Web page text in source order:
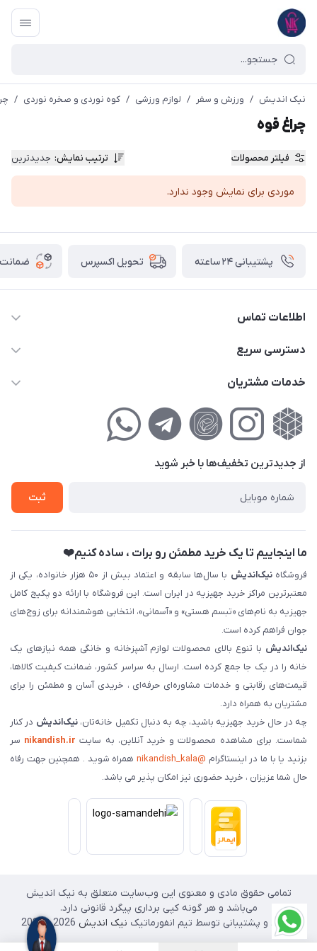
نیک اندیش / ورزش و سفر / لوازم ورزشی / کوه نوردی و صخره نوردی /
چراغ قوه
فیلتر محصولات ترتیب نمایش: جدیدترین
موردی برای نمایش وجود ندارد.
پشتیبانی ۲۴ ساعته تحویل اکسپرس ضمانت
اطلاعات تماس
02177111474
کوچه گلریز 4 غربی ، پلاک 13
دسترسی سریع
حساب کاربری
لیست محصولات
خدمات مشتریان
راهنمای‌خرید‌آنلاین
حریم خصوصی
فروش‌اقساطی
از جدید‌ترین تخفیف‌ها با‌ خبر شوید
ثبت
ما اینجاییم تا یک خرید مطمئن رو برات ، ساده کنیم❤️
فروشگاهنیک‌اندیش
با سال‌ها سابقه و اعتماد بیش از ۵۰ هزار خانواده، یکی از
معتبرترین مراکز خرید جهیزیه در ایران است. این فروشگاه با ارائه دو پکیج کامل
جهیزیه به نام‌های «تبسم هستی» و «آسمانی»، انتخابی هوشمندانه برای زوج‌های
جوان فراهم کرده است.
نیک‌اندیش با تنوع بالای محصولات لوازم آشپزخانه و خانگی همه نیازهای یک
خانه را در یک جا جمع کرده است. ارسال به سراسر کشور، ضمانت کیفیت کالاها،
قیمت‌های رقابتی و خدمات مشاوره‌ای حرفه‌ای ، خریدی آسان و مطمئن را برای
مشتریان به همراه دارد.
چه در حال خرید جهیزیه باشید، چه به دنبال تکمیل خانه‌تان،نیک‌اندیش در کنار
شماست. برای مشاهده محصولات و خرید آنلاین، به سایت nikandish.ir سر
بزنید یا با ما در اینستاگرام @nikandish_kala
همراه شوید . همچنین جهت رفاه
حال شما عزیزان ، خرید حضوری نیز امکان پذیر می باشد.
تمامی حقوق مادی و معنوی این وب‌سایت متعلق به نیک اندیش
می‌باشد و هر گونه کپی برداری پیگرد قانونی دارد.
طراحی و پشتیبانی توسط تیم انفورماتیک نیک اندیش 2026 - 2025